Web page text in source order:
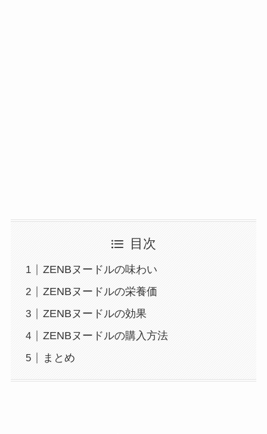
目次
ZENBヌードルの味わい
ZENBヌードルの栄養価
ZENBヌードルの効果
ZENBヌードルの購入方法
まとめ